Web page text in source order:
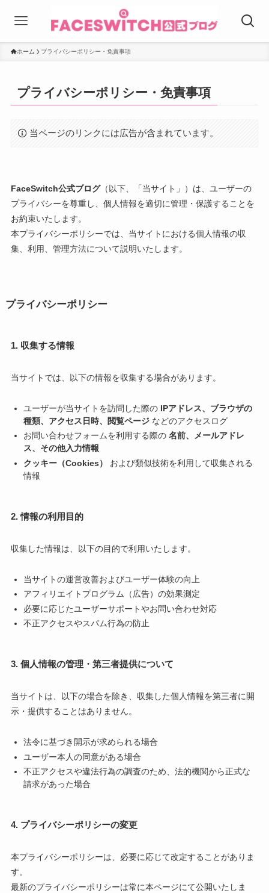
ホーム プライバシーポリシー・免責事項
プライバシーポリシー・免責事項
当ページのリンクには広告が含まれています。
FaceSwitch公式ブログ（以下、「当サイト」）は、ユーザーの
プライバシーを尊重し、個人情報を適切に管理・保護することを
お約束いたします。
本プライバシーポリシーでは、当サイトにおける個人情報の収
集、利用、管理方法について説明いたします。
プライバシーポリシー
1. 収集する情報
当サイトでは、以下の情報を収集する場合があります。
ユーザーが当サイトを訪問した際の IPアドレス、ブラウザの
種類、アクセス日時、閲覧ページなどのアクセスログ
お問い合わせフォームを利用する際の 名前、メールアドレ
ス、その他入力情報
クッキー（Cookies）
および類似技術を利用して収集される
情報
2. 情報の利用目的
収集した情報は、以下の目的で利用いたします。
当サイトの運営改善およびユーザー体験の向上
アフィリエイトプログラム（広告）の効果測定
必要に応じたユーザーサポートやお問い合わせ対応
不正アクセスやスパム行為の防止
3. 個人情報の管理・第三者提供について
当サイトは、以下の場合を除き、収集した個人情報を第三者に開
示・提供することはありません。
法令に基づき開示が求められる場合
ユーザー本人の同意がある場合
不正アクセスや違法行為の調査のため、法的機関から正式な
請求があった場合
4. プライバシーポリシーの変更
本プライバシーポリシーは、必要に応じて改定することがありま
す。
最新のプライバシーポリシーは常に本ページにて公開いたしま